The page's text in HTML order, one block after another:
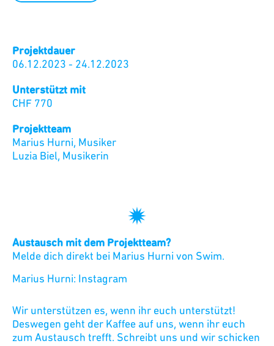
Projektdauer
06.12.2023 - 24.12.2023
Unterstützt mit
CHF 770
Projektteam
Marius Hurni, Musiker
Luzia Biel, Musikerin
Austausch mit dem Projektteam?
Melde dich direkt bei Marius Hurni von Swim.
Marius Hurni: Instagram
Wir unterstützen es, wenn ihr euch unterstützt!
Deswegen geht der Kaffee auf uns, wenn ihr euch
zum Austausch trefft. Schreibt uns und wir schicken